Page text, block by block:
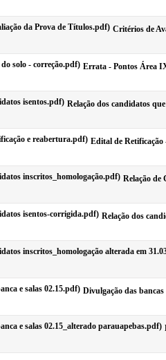
Critérios de
Errata - Pontos Área
Relação dos candidatos
Edital de
Relação de
Relação dos
Divulgação das bancas